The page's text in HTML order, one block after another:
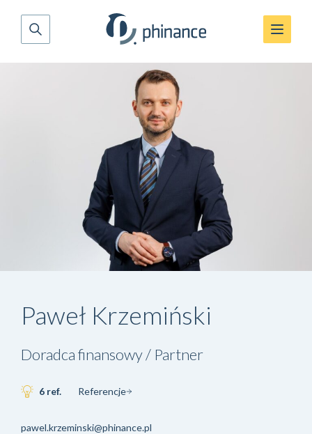
Paweł Krzemiński
Doradca finansowy / Partner
6 ref. Referencje
pawel.krzeminski@phinance.pl